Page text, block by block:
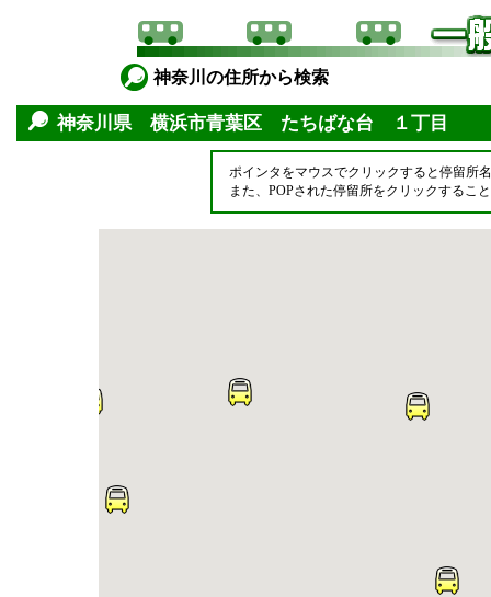
神奈川の住所から検索
神奈川県 横浜市青葉区 たちばな台 １丁目
ポインタをマウスでクリックすると停留所
また、POPされた停留所をクリックするこ